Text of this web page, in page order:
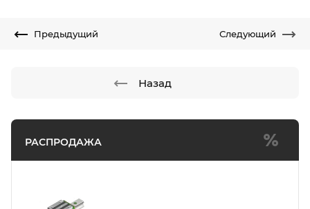
РАСПРОДАЖА
Предыдущий Следующий
Назад